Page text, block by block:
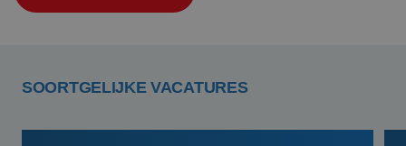
SOORTGELIJKE VACATURES
Strikt noodzakelijke cookies maken de
Aanbieder